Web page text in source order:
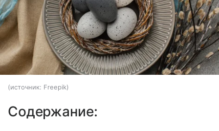
источник: Freepik
Содержание: